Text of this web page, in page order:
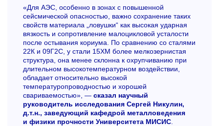
«Для АЭС, особенно в зонах с повышенной
сейсмической опасностью, важно сохранение таких
свойств материала „ловушки“ как высокая ударная
вязкость и сопротивление малоцикловой усталости
после остывания кориума. По сравнению со сталями
22К и 09Г2С, у стали 15ХМ более мелкозернистая
структура, она менее склонна к охрупчиванию при
длительном высокотемпературном воздействии,
обладает относительно высокой
температуропроводностью и хорошей
свариваемостью», — сказал научный
руководитель исследования Сергей Никулин,
д.т.н., заведующий кафедрой металловедения
и физики прочности Университета МИСИС